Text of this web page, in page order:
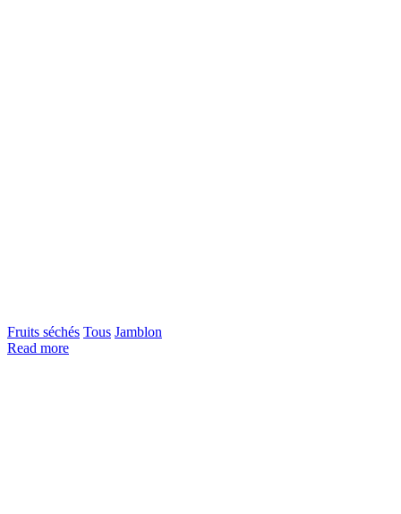
Fruits séchés Tous Jamblon
Read more